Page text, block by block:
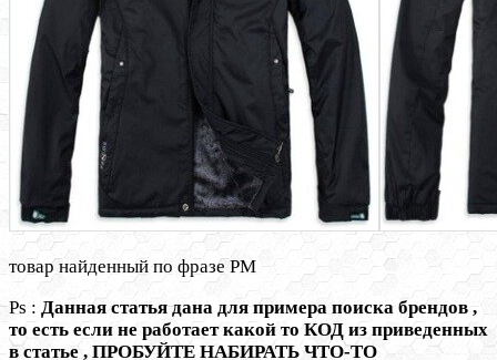
товар найденный по фразе PM
Ps : Данная статья дана для примера поиска брендов ,
то есть если не работает какой то КОД из приведенных
в статье , ПРОБУЙТЕ НАБИРАТЬ ЧТО-ТО